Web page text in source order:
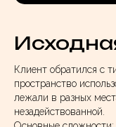
Клиент обратился с
пространство
лежали в разных
незадействованной.